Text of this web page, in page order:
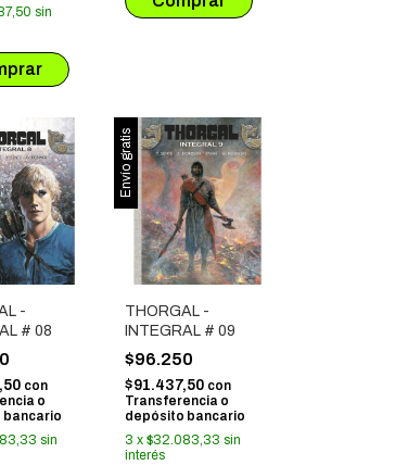
sin
-
# 08
con
o
sin
Envío gratis
THORGAL -
INTEGRAL # 09
$96.250
$91.437,50 con
Transferencia o
depósito bancario
3 x $32.083,33 sin
interés